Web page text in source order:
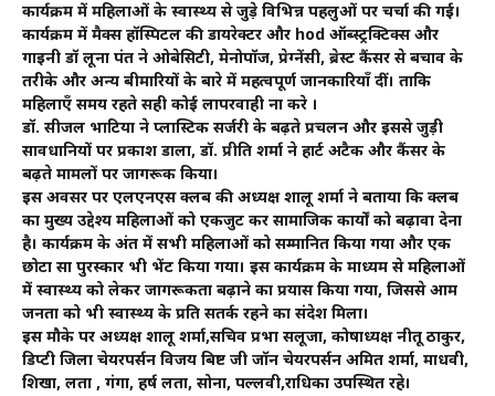
कार्यक्रम में महिलाओं के स्वास्थ्य से जुड़े विभिन्न पहलुओं पर चर्चा की गई।
कार्यक्रम में मैक्स हॉस्पिटल की डायरेक्टर और hod ऑब्स्ट्रक्टिक्स और
गाइनी डॉ लूना पंत ने ओबेसिटी, मेनोपॉज, प्रेग्नेंसी, ब्रेस्ट कैंसर से बचाव के
तरीके और अन्य बीमारियों के बारे में महत्वपूर्ण जानकारियाँ दीं। ताकि
महिलाएँ समय रहते सही कोई लापरवाही ना करे ।
डॉ. सीजल भाटिया ने प्लास्टिक सर्जरी के बढ़ते प्रचलन और इससे जुड़ी
सावधानियों पर प्रकाश डाला, डॉ. प्रीति शर्मा ने हार्ट अटैक और कैंसर के
बढ़ते मामलों पर जागरूक किया।
इस अवसर पर एलएनएस क्लब की अध्यक्ष शालू शर्मा ने बताया कि क्लब
का मुख्य उद्देश्य महिलाओं को एकजुट कर सामाजिक कार्यों को बढ़ावा देना
है। कार्यक्रम के अंत में सभी महिलाओं को सम्मानित किया गया और एक
छोटा सा पुरस्कार भी भेंट किया गया। इस कार्यक्रम के माध्यम से महिलाओं
में स्वास्थ्य को लेकर जागरूकता बढ़ाने का प्रयास किया गया, जिससे आम
जनता को भी स्वास्थ्य के प्रति सतर्क रहने का संदेश मिला।
इस मौके पर अध्यक्ष शालू शर्मा,सचिव प्रभा सलूजा, कोषाध्यक्ष नीतू ठाकुर,
डिप्टी जिला चेयरपर्सन विजय बिष्ट जी जॉन चेयरपर्सन अमित शर्मा, माधवी,
शिखा, लता , गंगा, हर्ष लता, सोना, पल्लवी,राधिका उपस्थित रहे।